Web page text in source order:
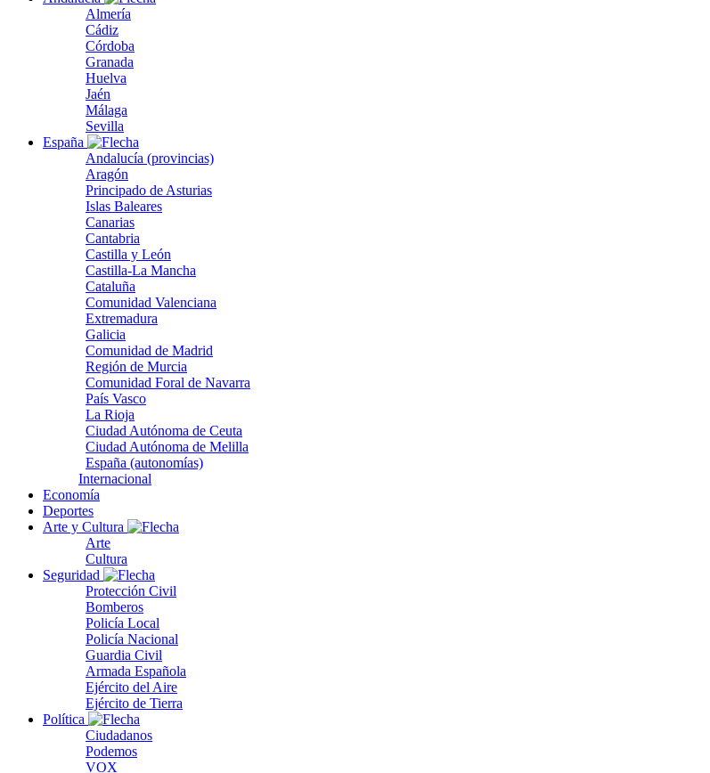
Almería
Cádiz
Córdoba
Granada
Huelva
Jaén
Málaga
Sevilla
España
Andalucía (provincias)
Aragón
Principado de Asturias
Islas Baleares
Canarias
Cantabria
Castilla y León
Castilla-La Mancha
Cataluña
Comunidad Valenciana
Extremadura
Galicia
Comunidad de Madrid
Región de Murcia
Comunidad Foral de Navarra
País Vasco
La Rioja
Ciudad Autónoma de Ceuta
Ciudad Autónoma de Melilla
España (autonomías)
Internacional
Economía
Deportes
Arte y Cultura
Arte
Cultura
Seguridad
Protección Civil
Bomberos
Policía Local
Policía Nacional
Guardia Civil
Armada Española
Ejército del Aire
Ejército de Tierra
Política
Ciudadanos
Podemos
VOX